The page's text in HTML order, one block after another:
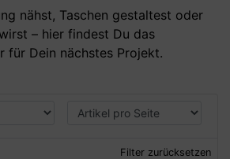
nähst, Taschen gestaltest oder
– hier findest Du das
für Dein nächstes Projekt.
Filter zurücksetzen